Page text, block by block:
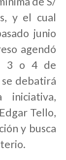
y el cual
junio
agendó
3 o 4 de
debatirá
Tello,
y busca